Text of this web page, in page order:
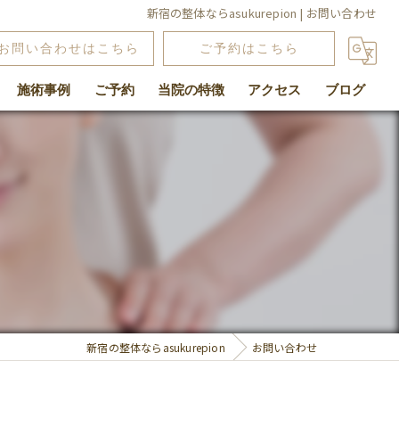
新宿の整体ならasukurepion | お問い合わせ
問い合わせはこちら ご予約はこちら
施術事例 ご予約 当院の特徴
骨盤矯正
アクセス ブログ
新宿の整体ならasukurepion お問い合わせ